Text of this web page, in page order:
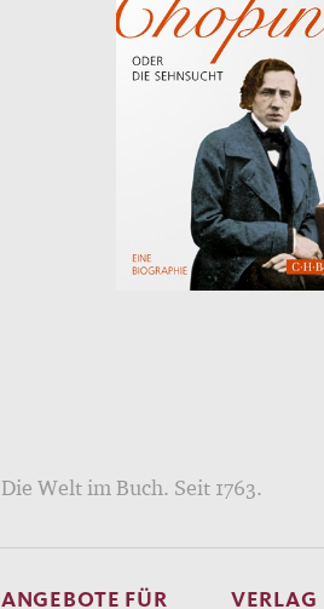
Die Welt im Buch. Seit 1763.
ANGEBOTE FÜR VERLAG